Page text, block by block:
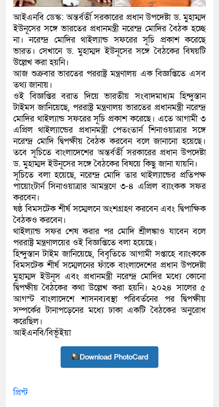
আদালতকে বলতে চাইলাম
লতিফ সিদ্দিকী
আইএনবি ডেস্ক: অন্তর্বর্তী সরকারের প্রধান উপদেষ্টা ড. মুহাম্মদ
ইউনূসের সঙ্গে ভারতের প্রধানমন্ত্রী নরেন্দ্র মোদির বৈঠক হচ্ছে
না। নরেন্দ্র মোদির থাইল্যান্ড সফরের সূচি প্রকাশ করেছে
ভারত। সেখানে ড. মুহাম্মদ ইউনূসের সঙ্গে বৈঠকের বিষয়টি
উল্লেখ করা হয়নি।
আজ শুক্রবার ভারতের পররাষ্ট্র মন্ত্রণালয় এক বিজ্ঞপ্তিতে এসব
তথ্য জানায়।
ওই বিজ্ঞপ্তির বরাত দিয়ে ভারতীয় সংবাদমাধ্যম হিন্দুস্তান
টাইমস জানিয়েছে, পররাষ্ট্র মন্ত্রণালয় ভারতের প্রধানমন্ত্রী নরেন্দ্র
মোদির থাইল্যান্ড সফরের সূচি প্রকাশ করেছে। এতে আগামী ৩
এপ্রিল থাইল্যান্ডের প্রধানমন্ত্রী পেতংতার্ন শিনাওয়াত্রার সঙ্গে
নরেন্দ্র মোদি দ্বিপক্ষীয় বৈঠক করবেন বলে জানানো হয়েছে।
তবে সূচিতে বাংলাদেশের অন্তর্বর্তী সরকারের প্রধান উপদেষ্টা
ড. মুহাম্মদ ইউনূসের সঙ্গে বৈঠকের বিষয়ে কিছু জানা যায়নি।
সূচিতে বলা হয়েছে, নরেন্দ্র মোদি তার থাইল্যান্ডের প্রতিপক্ষ
পায়োংটার্ন সিনাওয়াত্রার আমন্ত্রণে ৩-৪ এপ্রিল ব্যাংকক সফর
করবেন।
ষষ্ঠ বিমসটেক শীর্ষ সম্মেলনে অংশগ্রহণ করবেন এবং দ্বিপাক্ষিক
বৈঠকও করবেন।
থাইল্যান্ড সফর শেষ করার পর মোদি শ্রীলঙ্কাও যাবেন বলে
পররাষ্ট্র মন্ত্রণালয়ের ওই বিজ্ঞপ্তিতে বলা হয়েছে।
হিন্দুস্তান টাইম জানিয়েছে, বিবৃতিতে আগামী সপ্তাহে ব্যাংককে
বিমসটেক শীর্ষ সম্মেলনের ফাঁকে বাংলাদেশের প্রধান উপদেষ্টা
মুহাম্মদ ইউনূস এবং প্রধানমন্ত্রী নরেন্দ্র মোদির মধ্যে কোনো
দ্বিপক্ষীয় বৈঠকের কথা উল্লেখ করা হয়নি। ২০২৪ সালের ৫
আগস্ট বাংলাদেশে শাসনব্যবস্থা পরিবর্তনের পর দ্বিপক্ষীয়
সম্পর্কের টানাপড়েনের মধ্যে ঢাকা একটি বৈঠকের অনুরোধ
করেছিল।
আইএনবি/বিভূঁইয়া
Download PhotoCard
প্রিন্ট